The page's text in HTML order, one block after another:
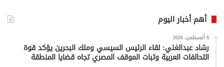
أهم أخبار اليوم
6 أغسطس، 2026
رشاد عبدالغني: لقاء الرئيس السيسي وملك البحرين يؤكد قوة
التحالفات العربية وثبات الموقف المصري تجاه قضايا المنطقة